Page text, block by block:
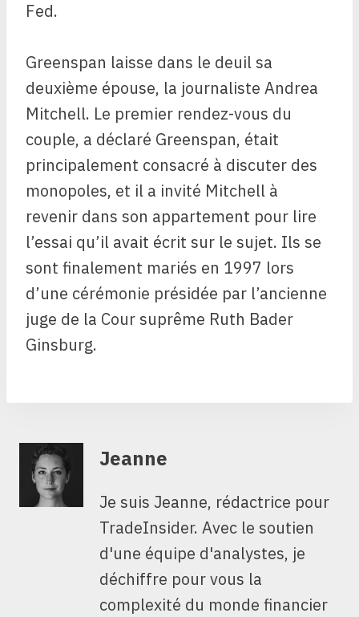
Fed.
Greenspan laisse dans le deuil sa
deuxième épouse, la journaliste Andrea
Mitchell. Le premier rendez-vous du
couple, a déclaré Greenspan, était
principalement consacré à discuter des
monopoles, et il a invité Mitchell à
revenir dans son appartement pour lire
l’essai qu’il avait écrit sur le sujet. Ils se
sont finalement mariés en 1997 lors
d’une cérémonie présidée par l’ancienne
juge de la Cour suprême Ruth Bader
Ginsburg.
Jeanne
Je suis Jeanne, rédactrice pour
TradeInsider. Avec le soutien
d'une équipe d'analystes, je
déchiffre pour vous la
complexité du monde financier